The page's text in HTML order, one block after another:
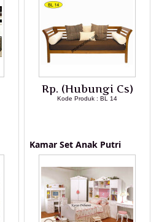
Rp. (Hubungi Cs)
Kode Produk : BL 14
Kamar Set Anak Putri